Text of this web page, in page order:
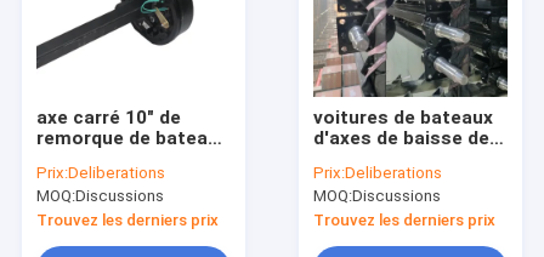
axe carré 10" de
remorque de bateau
45MM axe électrique
de remorque de frein
Prix:Deliberations
MOQ:Discussions
Trouvez les derniers prix
voitures de bateaux
d'axes de baisse de
16Mn 50mm 2000
axes de baisse de
livre
Prix:Deliberations
MOQ:Discussions
Trouvez les derniers prix